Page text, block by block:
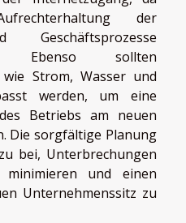
der
Geschäftsprozesse
Ebenso sollten
wie Strom, Wasser und
werden, um eine
Betriebs am neuen
Die sorgfältige Planung
bei, Unterbrechungen
und einen
Unternehmenssitz zu